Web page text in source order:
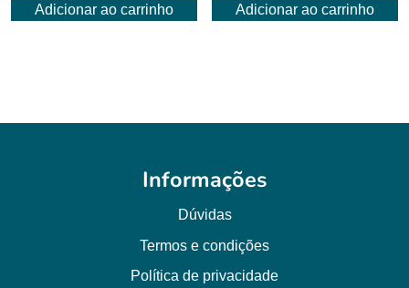
Adicionar ao carrinho Adicionar ao carrinho
Informações
Dúvidas
Termos e condições
Política de privacidade